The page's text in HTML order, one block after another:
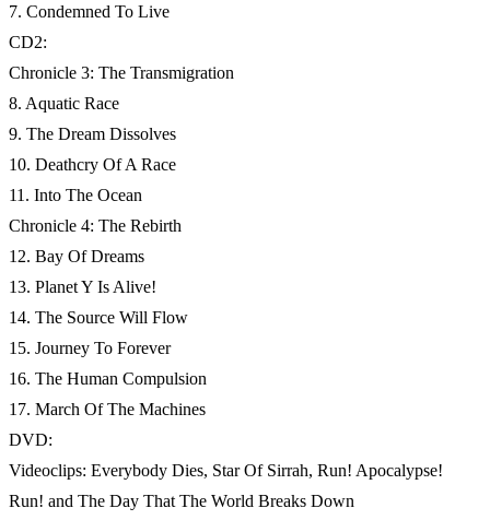
7. Condemned To Live
CD2:
Chronicle 3: The Transmigration
8. Aquatic Race
9. The Dream Dissolves
10. Deathcry Of A Race
11. Into The Ocean
Chronicle 4: The Rebirth
12. Bay Of Dreams
13. Planet Y Is Alive!
14. The Source Will Flow
15. Journey To Forever
16. The Human Compulsion
17. March Of The Machines
DVD:
Videoclips: Everybody Dies, Star Of Sirrah, Run! Apocalypse!
Run! and The Day That The World Breaks Down